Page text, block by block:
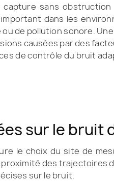
sans obstruction
dans les
de pollution sonore.
causées par des
de contrôle du bruit
sur le bruit
le choix du site de
des trajectoires
sur le bruit.